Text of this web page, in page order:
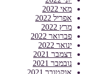
מאי 2022
אפריל 2022
מרץ 2022
פברואר 2022
ינואר 2022
דצמבר 2021
נובמבר 2021